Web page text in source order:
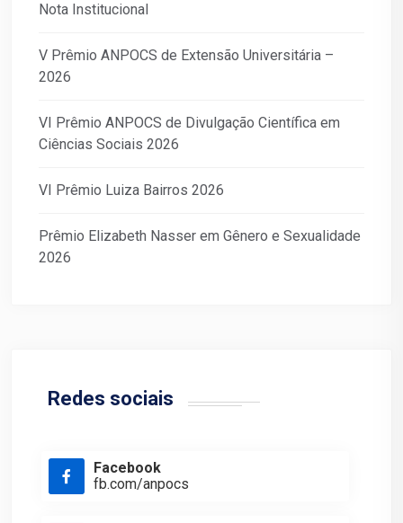
Nota Institucional
V Prêmio ANPOCS de Extensão Universitária –
2026
VI Prêmio ANPOCS de Divulgação Científica em
Ciências Sociais 2026
VI Prêmio Luiza Bairros 2026
Prêmio Elizabeth Nasser em Gênero e Sexualidade
2026
Redes sociais
Facebook
fb.com/anpocs